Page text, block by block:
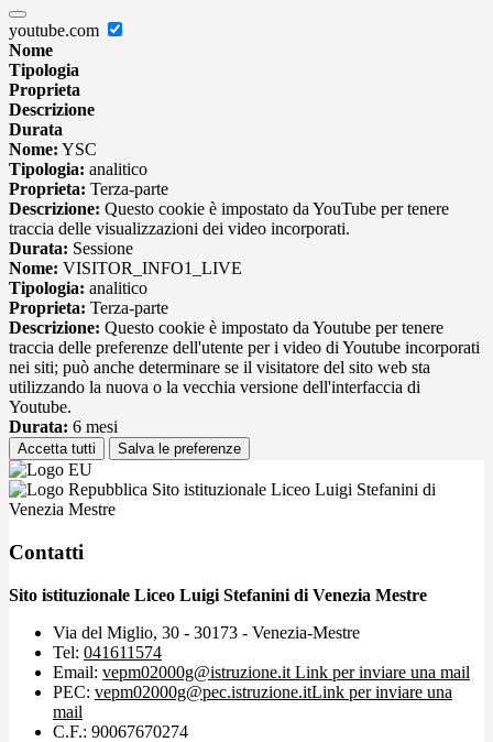
youtube.com
Nome
Tipologia
Proprieta
Descrizione
Durata
Nome: YSC
Tipologia: analitico
Proprieta: Terza-parte
Descrizione: Questo cookie è impostato da YouTube per tenere
traccia delle visualizzazioni dei video incorporati.
Durata: Sessione
Nome: VISITOR_INFO1_LIVE
Tipologia: analitico
Proprieta: Terza-parte
Descrizione: Questo cookie è impostato da Youtube per tenere
traccia delle preferenze dell'utente per i video di Youtube incorporati
nei siti; può anche determinare se il visitatore del sito web sta
utilizzando la nuova o la vecchia versione dell'interfaccia di
Youtube.
Durata: 6 mesi
Accetta tutti Salva le preferenze
Sito istituzionale Liceo Luigi Stefanini di
Venezia Mestre
Contatti
Sito istituzionale Liceo Luigi Stefanini di Venezia Mestre
Via del Miglio, 30 - 30173 - Venezia-Mestre
Tel: 041611574
Email: vepm02000g@istruzione.it Link per inviare una mail
PEC: vepm02000g@pec.istruzione.itLink per inviare una
mail
C.F.: 90067670274